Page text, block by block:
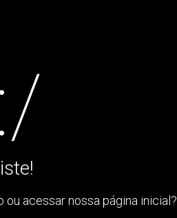
acessar nossa página inicial?